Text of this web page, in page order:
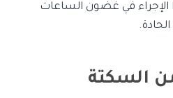
الإجراء في غضون الساعات
السكتة